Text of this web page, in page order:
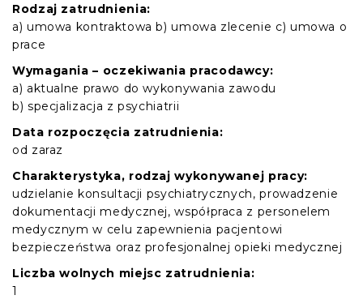
Rodzaj zatrudnienia:
a) umowa kontraktowa b) umowa zlecenie c) umowa o
prace
Wymagania – oczekiwania pracodawcy:
a) aktualne prawo do wykonywania zawodu
b) specjalizacja z psychiatrii
Data rozpoczęcia zatrudnienia:
od zaraz
Charakterystyka, rodzaj wykonywanej pracy:
udzielanie konsultacji psychiatrycznych, prowadzenie
dokumentacji medycznej, współpraca z personelem
medycznym w celu zapewnienia pacjentowi
bezpieczeństwa oraz profesjonalnej opieki medycznej
Liczba wolnych miejsc zatrudnienia:
1